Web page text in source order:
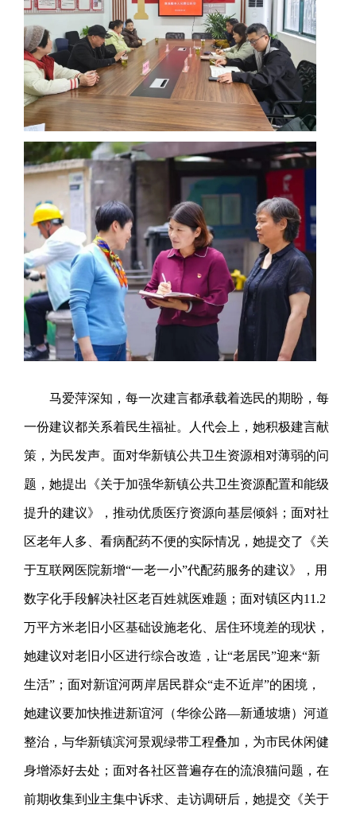
马爱萍深知，每一次建言都承载着选民的期盼，每
一份建议都关系着民生福祉。人代会上，她积极建言献
策，为民发声。面对华新镇公共卫生资源相对薄弱的问
题，她提出《关于加强华新镇公共卫生资源配置和能级
提升的建议》，推动优质医疗资源向基层倾斜；面对社
区老年人多、看病配药不便的实际情况，她提交了《关
于互联网医院新增“一老一小”代配药服务的建议》，用
数字化手段解决社区老百姓就医难题；面对镇区内11.2
万平方米老旧小区基础设施老化、居住环境差的现状，
她建议对老旧小区进行综合改造，让“老居民”迎来“新
生活”；面对新谊河两岸居民群众“走不近岸”的困境，
她建议要加快推进新谊河（华徐公路—新通坡塘）河道
整治，与华新镇滨河景观绿带工程叠加，为市民休闲健
身增添好去处；面对各社区普遍存在的流浪猫问题，在
前期收集到业主集中诉求、走访调研后，她提交《关于